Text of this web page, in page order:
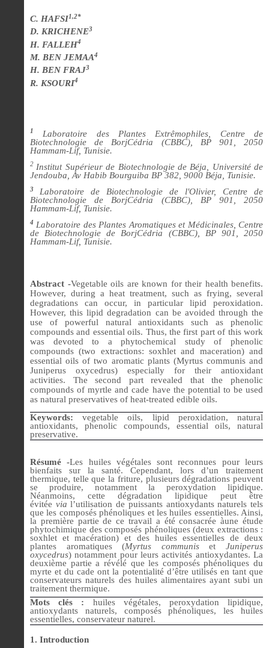
C. HAFSI1,2*
D. KRICHENE3
H. FALLEH4
M. BEN JEMAA4
H. BEN FRAJ3
R. KSOURI4
1
Laboratoire des Plantes Extrêmophiles, Centre de
Biotechnologie de BorjCédria (CBBC), BP 901, 2050
Hammam-Lif, Tunisie.
2 Institut Supérieur de Biotechnologie de Béja, Université de
Jendouba, Av Habib Bourguiba BP 382, 9000 Béja, Tunisie.
3 Laboratoire de Biotechnologie de l'Olivier, Centre de
Biotechnologie de BorjCédria (CBBC), BP 901, 2050
Hammam-Lif, Tunisie.
4 Laboratoire des Plantes Aromatiques et Médicinales, Centre
de Biotechnologie de BorjCédria (CBBC), BP 901, 2050
Hammam-Lif, Tunisie.
Abstract -Vegetable oils are known for their health benefits.
However, during a heat treatment, such as frying, several
degradations can occur, in particular lipid peroxidation.
However, this lipid degradation can be avoided through the
use of powerful natural antioxidants such as phenolic
compounds and essential oils. Thus, the first part of this work
was devoted to a phytochemical study of phenolic
compounds (two extractions: soxhlet and maceration) and
essential oils of two aromatic plants (Myrtus communis and
Juniperus oxycedrus) especially for their antioxidant
activities. The second part revealed that the phenolic
compounds of myrtle and cade have the potential to be used
as natural preservatives of heat-treated edible oils.
Keywords:vegetable oils, lipid peroxidation, natural
antioxidants, phenolic compounds, essential oils, natural
preservative.
Résumé -Les huiles végétales sont reconnues pour leurs
bienfaits sur la santé. Cependant, lors d’un traitement
thermique, telle que la friture, plusieurs dégradations peuvent
se produire, notamment la peroxydation lipidique.
Néanmoins, cette dégradation lipidique peut être
évitée via l’utilisation de puissants antioxydants naturels tels
que les composés phénoliques et les huiles essentielles. Ainsi,
la première partie de ce travail a été consacrée àune étude
phytochimique des composés phénoliques (deux extractions :
soxhlet et macération) et des huiles essentielles de deux
plantes aromatiques (Myrtus communisetJuniperus
oxycedrus) notamment pour leurs activités antioxydantes. La
deuxième partie a révélé que les composés phénoliques du
myrte et du cade ont la potentialité d’être utilisés en tant que
conservateurs naturels des huiles alimentaires ayant subi un
traitement thermique.
Mots clés : huiles végétales, peroxydation lipidique,
antioxydants naturels, composés phénoliques, les huiles
essentielles, conservateur naturel.
1. Introduction